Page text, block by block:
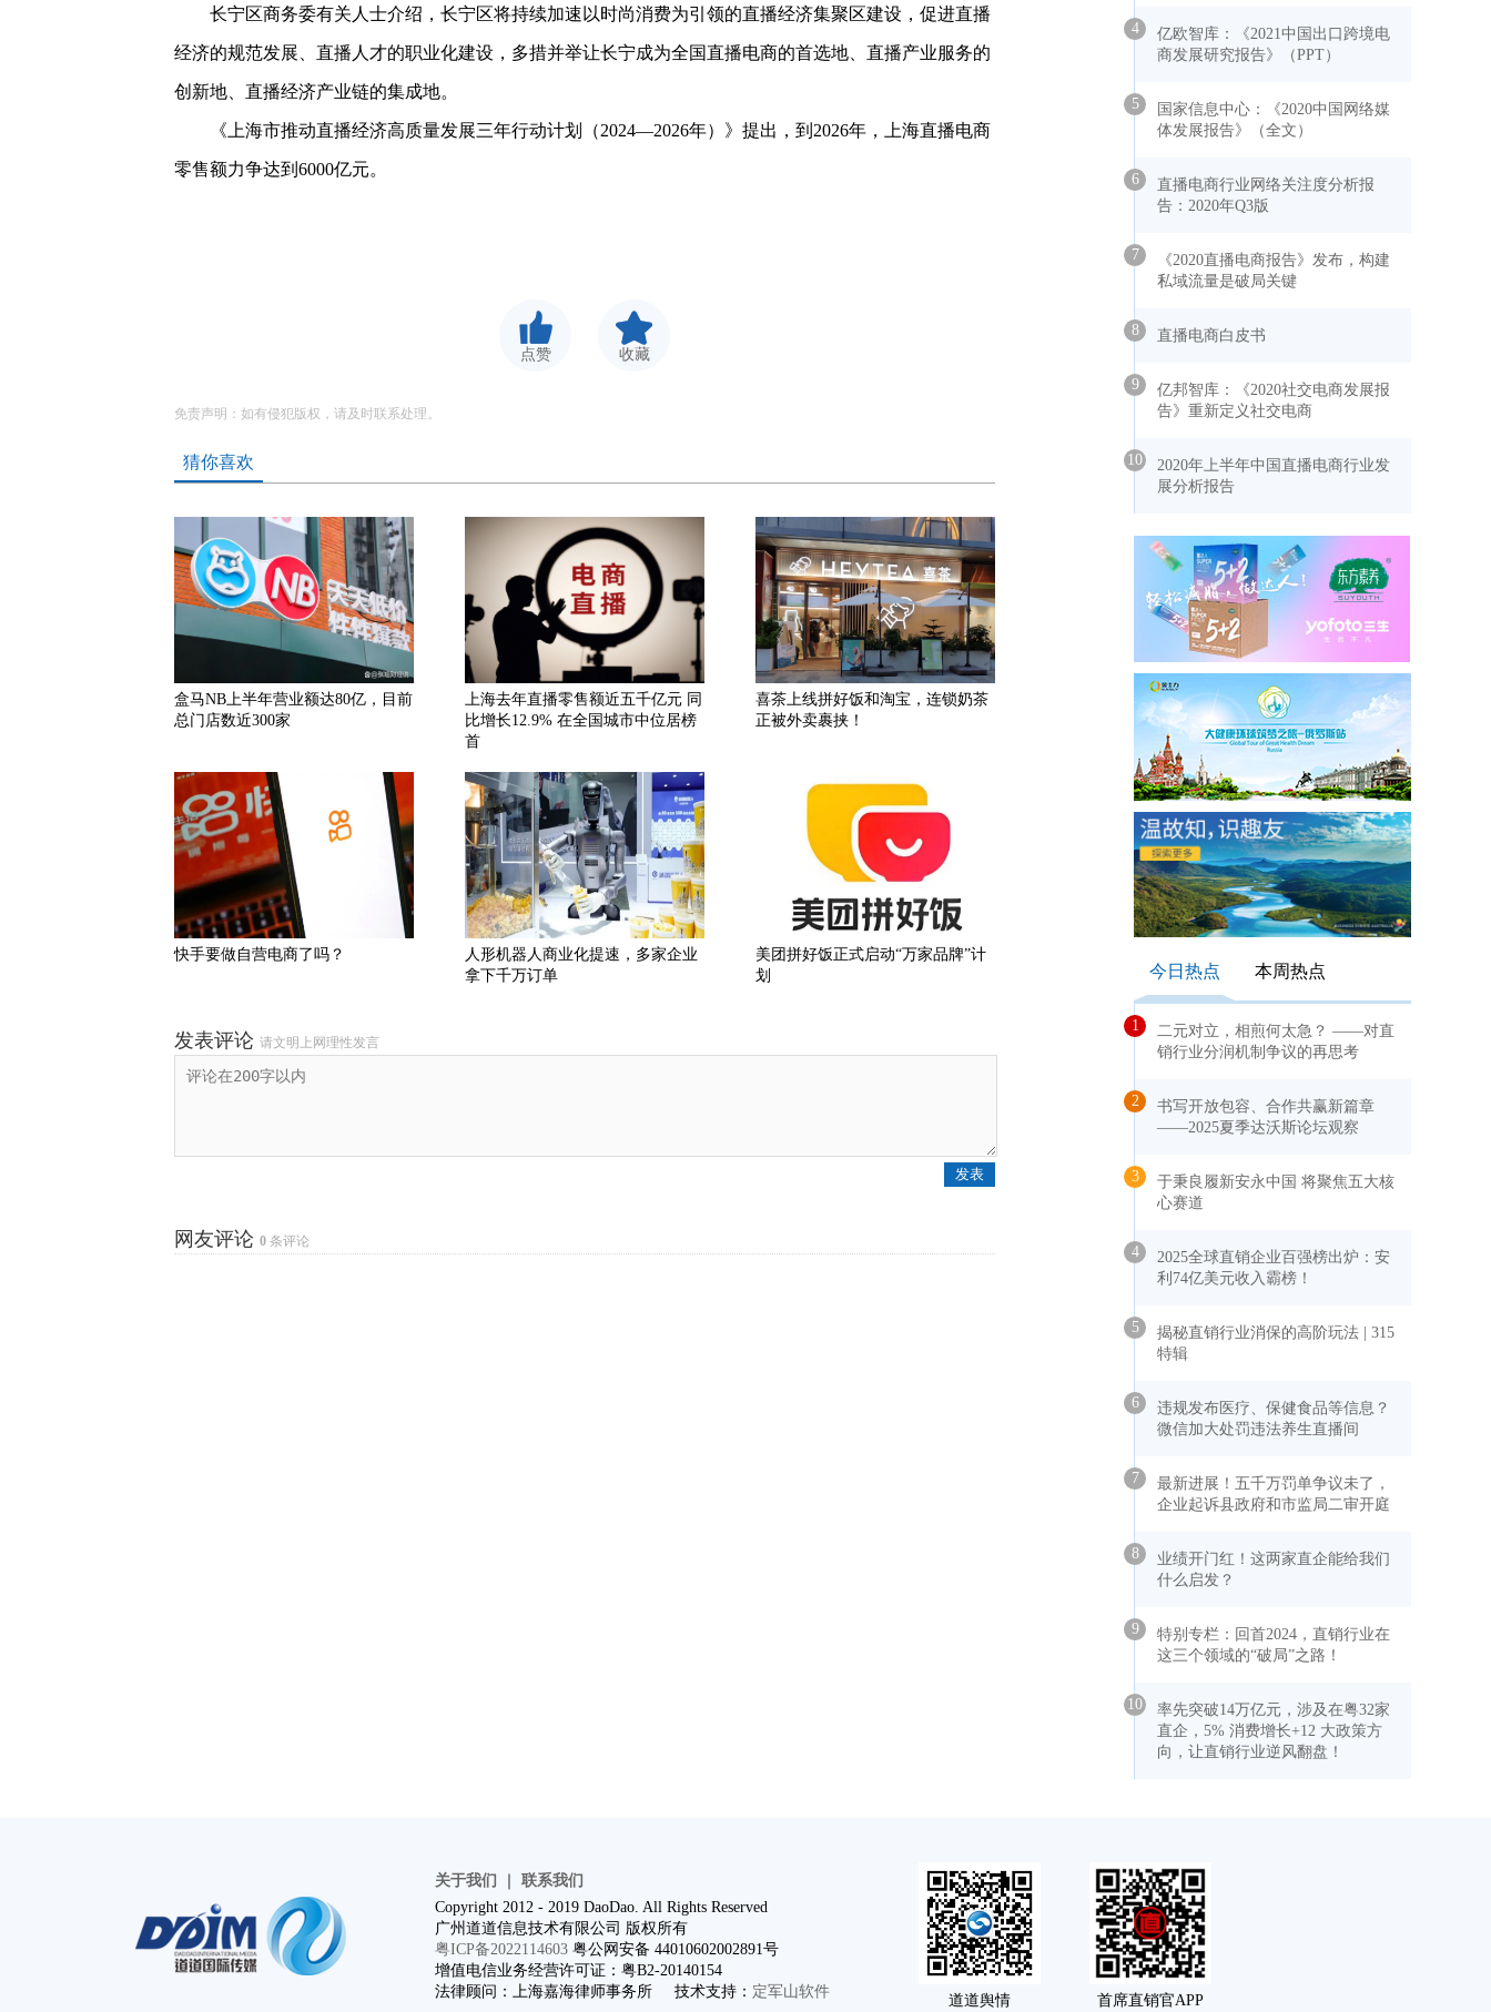
长宁区商务委有关人士介绍，长宁区将持续加速以时尚消费为引领的直播经济集聚区建设，促进直播
经济的规范发展、直播人才的职业化建设，多措并举让长宁成为全国直播电商的首选地、直播产业服务的
创新地、直播经济产业链的集成地。
《上海市推动直播经济高质量发展三年行动计划（2024—2026年）》提出，到2026年，上海直播电商
零售额力争达到6000亿元。
点赞 收藏
免责声明：如有侵犯版权，请及时联系处理。
猜你喜欢
盒马NB上半年营业额达80亿，目前
总门店数近300家
上海去年直播零售额近五千亿元 同
比增长12.9% 在全国城市中位居榜
首
喜茶上线拼好饭和淘宝，连锁奶茶
正被外卖裹挟！
快手要做自营电商了吗？
人形机器人商业化提速，多家企业
拿下千万订单
美团拼好饭正式启动“万家品牌”计
划
发表评论 请文明上网理性发言
网友评论 0 条评论
4
亿欧智库：《2021中国出口跨境电
商发展研究报告》（PPT）
5
国家信息中心：《2020中国网络媒
体发展报告》（全文）
6
直播电商行业网络关注度分析报
告：2020年Q3版
7
《2020直播电商报告》发布，构建
私域流量是破局关键
8 直播电商白皮书
9
亿邦智库：《2020社交电商发展报
告》重新定义社交电商
10
2020年上半年中国直播电商行业发
展分析报告
今日热点 本周热点
1
二元对立，相煎何太急？ ——对直
销行业分润机制争议的再思考
2
书写开放包容、合作共赢新篇章
——2025夏季达沃斯论坛观察
3
于秉良履新安永中国 将聚焦五大核
心赛道
4
2025全球直销企业百强榜出炉：安
利74亿美元收入霸榜！
5
揭秘直销行业消保的高阶玩法 | 315
特辑
6
违规发布医疗、保健食品等信息？
微信加大处罚违法养生直播间
7
最新进展！五千万罚单争议未了，
企业起诉县政府和市监局二审开庭
8
业绩开门红！这两家直企能给我们
什么启发？
9
特别专栏：回首2024，直销行业在
这三个领域的“破局”之路！
10
率先突破14万亿元，涉及在粤32家
直企，5% 消费增长+12 大政策方
向，让直销行业逆风翻盘！
关于我们
联系我们
Copyright 2012 - 2019 DaoDao. All Rights Reserved
广州道道信息技术有限公司 版权所有
粤ICP备2022114603 粤公网安备 44010602002891号
增值电信业务经营许可证：粤B2-20140154
法律顾问：上海嘉海律师事务所 技术支持： 定军山软件 道道舆情 首席直销官APP